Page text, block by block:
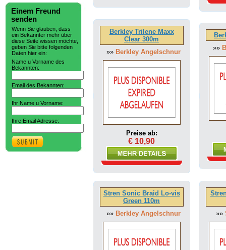
Einem Freund
senden
Wenn Sie glauben, dass
ein Bekannter mehr über
diese Seite wissen möchte,
geben Sie bitte folgenden
Daten hier ein:
Name u Vorname des
Bekannten:
Email des Bekannten:
Ihr Name u Vorname:
Ihre Email Adresse:
Berkley Trilene Maxx
Clear 300m
»» Berkley Angelschnur
Preise ab:
€ 10,90
»»
Stren Sonic Braid Lo-vis
Green 110m
»» Berkley Angelschnur »»